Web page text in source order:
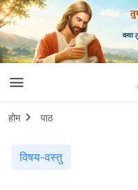
होम पाठ
विषय-वस्तु